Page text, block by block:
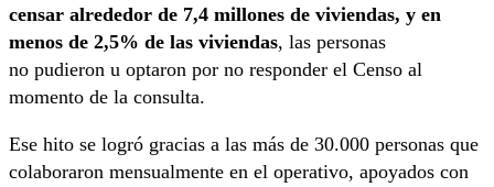
censar alrededor de 7,4 millones de viviendas, y en
menos de 2,5% de las viviendas, las personas
no pudieron u optaron por no responder el Censo al
momento de la consulta.
Ese hito se logró gracias a las más de 30.000 personas que
colaboraron mensualmente en el operativo, apoyados con